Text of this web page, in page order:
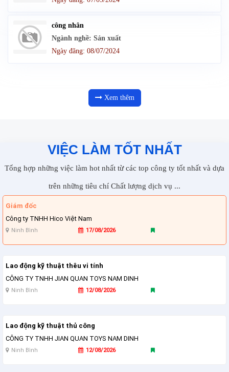
công nhân
Ngành nghề: Sản xuất
Ngày đăng: 08/07/2024
Xem thêm
VIỆC LÀM TỐT NHẤT
Tổng hợp những việc làm hot nhất từ các top công ty tốt nhất và dựa
trên những tiêu chí Chất lượng dịch vụ ...
Giám đốc
Công ty TNHH Hico Việt Nam
Ninh Bình 17/08/2026
Lao động kỹ thuật thêu vi tính
CÔNG TY TNHH JIAN QUAN TOYS NAM DINH
Ninh Bình 12/08/2026
Lao động kỹ thuật thủ công
CÔNG TY TNHH JIAN QUAN TOYS NAM DINH
Ninh Bình 12/08/2026